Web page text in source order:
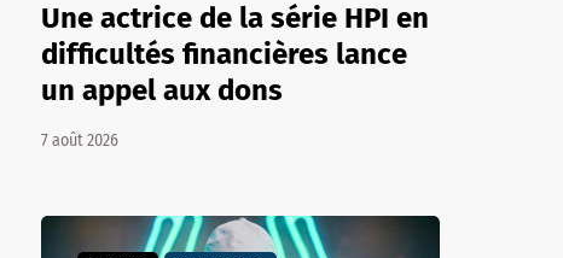
Une actrice de la série HPI en
difficultés financières lance
un appel aux dons
7 août 2026